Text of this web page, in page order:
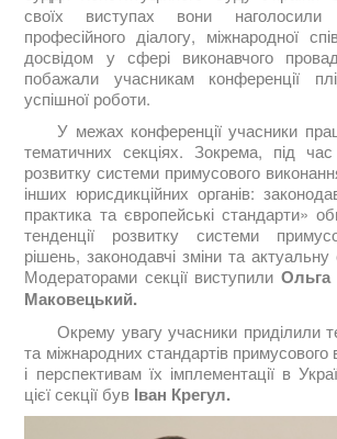
своїх виступах вони наголосили
професійного діалогу, міжнародної
досвідом у сфері виконавчого
побажали учасникам конференції
успішної роботи.
У межах конференції учасники
тематичних секціях. Зокрема, під час
розвитку системи примусового
інших юрисдикційних органів:
практика та європейські стандарти»
тенденції розвитку системи
рішень, законодавчі зміни та
Модераторами секції виступили Ольга
Маковецький.
Окрему увагу учасники приділили
та міжнародних стандартів примусового
і перспективам їх імплементації в
цієї секції був Іван Крегул.